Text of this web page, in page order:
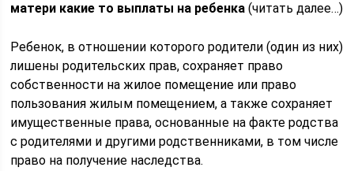
матери какие то выплаты на ребенка (читать далее…)
Ребенок, в отношении которого родители (один из них)
лишены родительских прав, сохраняет право
собственности на жилое помещение или право
пользования жилым помещением, а также сохраняет
имущественные права, основанные на факте родства
с родителями и другими родственниками, в том числе
право на получение наследства.